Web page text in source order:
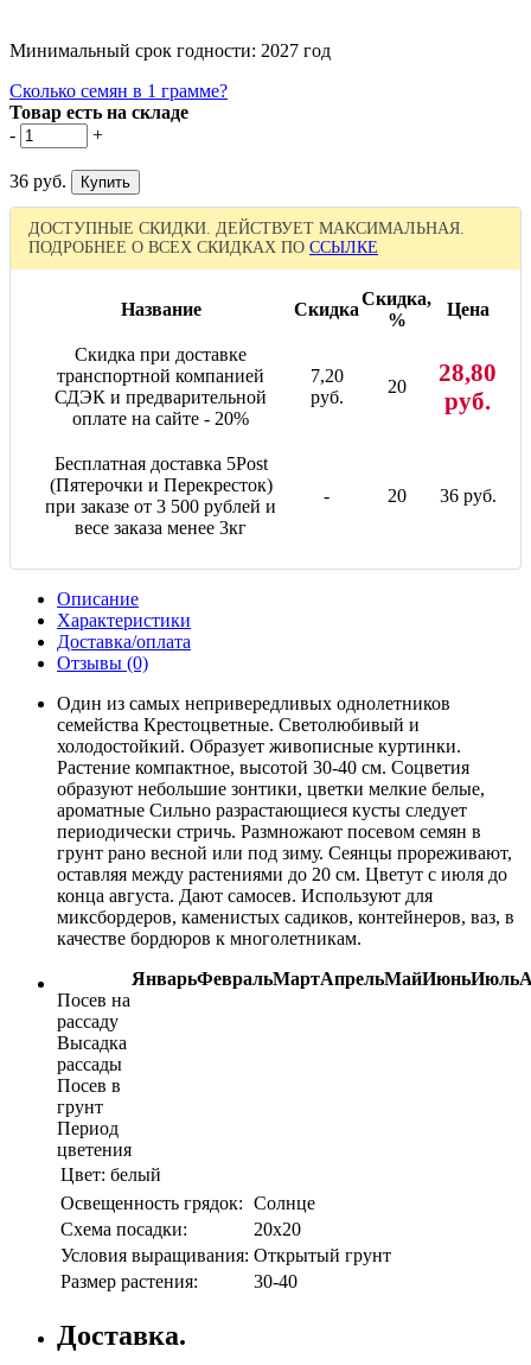
Минимальный срок годности: 2027 год
Сколько семян в 1 грамме?
Товар есть на складе
-
+
36 руб.
ДОСТУПНЫЕ СКИДКИ. ДЕЙСТВУЕТ МАКСИМАЛЬНАЯ.
ПОДРОБНЕЕ О ВСЕХ СКИДКАХ ПО ССЫЛКЕ
Название Скидка
Скидка,
%
Цена
Скидка при доставке
транспортной компанией
СДЭК и предварительной
оплате на сайте - 20%
7,20
руб.
20
28,80
руб.
Бесплатная доставка 5Post
(Пятерочки и Перекресток)
при заказе от 3 500 рублей и
весе заказа менее 3кг
- 20 36 руб.
Описание
Характеристики
Доставка/оплата
Отзывы (0)
Один из самых непривередливых однолетников
семейства Крестоцветные. Светолюбивый и
холодостойкий. Образует живописные куртинки.
Растение компактное, высотой 30-40 см. Соцветия
образуют небольшие зонтики, цветки мелкие белые,
ароматные Сильно разрастающиеся кусты следует
периодически стричь. Размножают посевом семян в
грунт рано весной или под зиму. Сеянцы прореживают,
оставляя между растениями до 20 см. Цветут с июля до
конца августа. Дают самосев. Используют для
миксбордеров, каменистых садиков, контейнеров, ваз, в
качестве бордюров к многолетникам.
ЯнварьФевральМартАпрельМайИюньИюль
Посев на
рассаду
Высадка
рассады
Посев в
грунт
Период
цветения
Цвет: белый
Освещенность грядок: Солнце
Схема посадки:
20х20
Условия выращивания: Открытый грунт
Размер растения:
30-40
Доставка.